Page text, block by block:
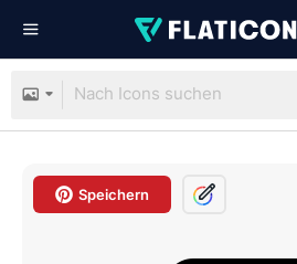
Speichern